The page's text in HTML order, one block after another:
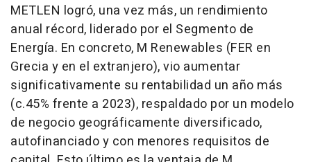
METLEN logró, una vez más, un rendimiento
anual récord, liderado por el Segmento de
Energía. En concreto, M Renewables (FER en
Grecia y en el extranjero), vio aumentar
significativamente su rentabilidad un año más
(c.45% frente a 2023), respaldado por un modelo
de negocio geográficamente diversificado,
autofinanciado y con menores requisitos de